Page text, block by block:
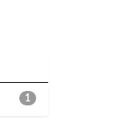
1